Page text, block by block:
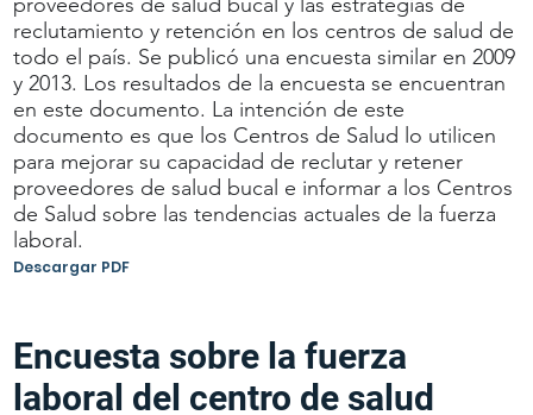
reclutamiento y retención en los centros de salud de
todo el país. Se publicó una encuesta similar en 2009
y 2013. Los resultados de la encuesta se encuentran
en este documento. La intención de este
documento es que los Centros de Salud lo utilicen
para mejorar su capacidad de reclutar y retener
proveedores de salud bucal e informar a los Centros
de Salud sobre las tendencias actuales de la fuerza
laboral.
Descargar PDF
Encuesta sobre la fuerza
laboral del centro de salud